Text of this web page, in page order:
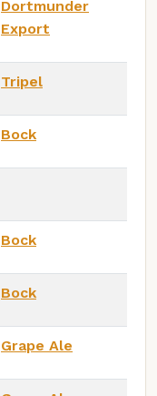
Dortmunder
Export
Tripel
Bock
Bock
Bock
Grape Ale